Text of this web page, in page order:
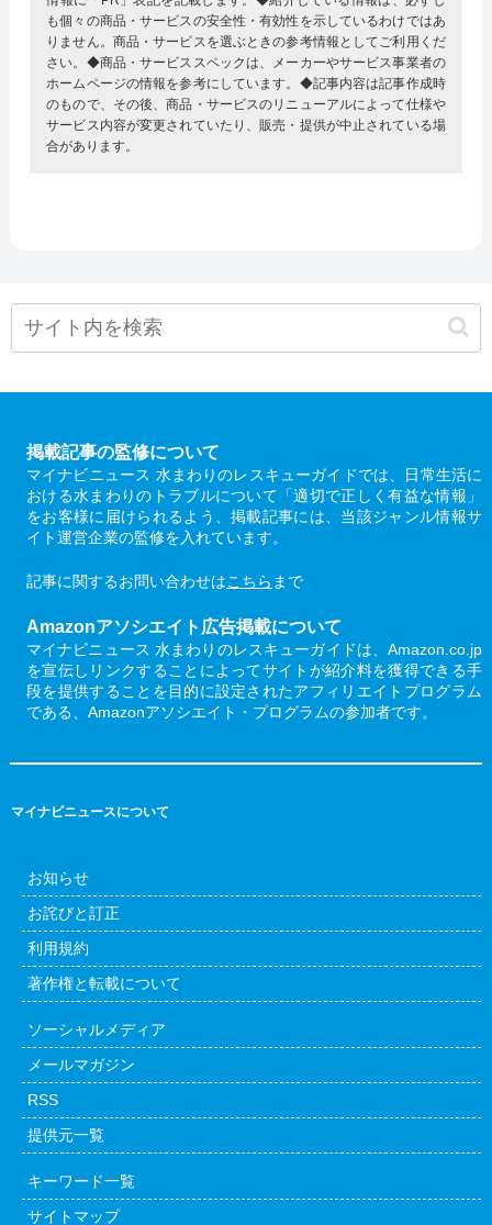
も個々の商品・サービスの安全性・有効性を示しているわけではあ
りません。商品・サービスを選ぶときの参考情報としてご利用くだ
さい。◆商品・サービススペックは、メーカーやサービス事業者の
ホームページの情報を参考にしています。◆記事内容は記事作成時
のもので、その後、商品・サービスのリニューアルによって仕様や
サービス内容が変更されていたり、販売・提供が中止されている場
合があります。
掲載記事の監修について
マイナビニュース 水まわりのレスキューガイドでは、日常生活に
おける水まわりのトラブルについて「適切で正しく有益な情報」
をお客様に届けられるよう、掲載記事には、当該ジャンル情報サ
イト運営企業の監修を入れています。
記事に関するお問い合わせはこちら まで
Amazonアソシエイト広告掲載について
マイナビニュース 水まわりのレスキューガイドは、Amazon.co.jp
を宣伝しリンクすることによってサイトが紹介料を獲得できる手
段を提供することを目的に設定されたアフィリエイトプログラム
である、Amazonアソシエイト・プログラムの参加者です。
マイナビニュースについて
お知らせ
お詫びと訂正
利用規約
著作権と転載について
ソーシャルメディア
メールマガジン
RSS
提供元一覧
キーワード一覧
サイトマップ